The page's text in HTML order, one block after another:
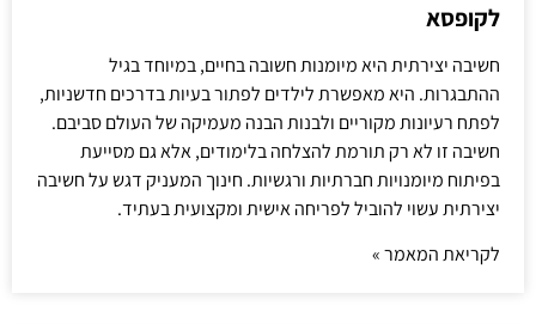
לקופסא
חשיבה יצירתית היא מיומנות חשובה בחיים, במיוחד בגיל
ההתבגרות. היא מאפשרת לילדים לפתור בעיות בדרכים חדשניות,
לפתח רעיונות מקוריים ולבנות הבנה מעמיקה של העולם סביבם.
חשיבה זו לא רק תורמת להצלחה בלימודים, אלא גם מסייעת
בפיתוח מיומנויות חברתיות ורגשיות. חינוך המעניק דגש על חשיבה
יצירתית עשוי להוביל לפריחה אישית ומקצועית בעתיד.
לקריאת המאמר »